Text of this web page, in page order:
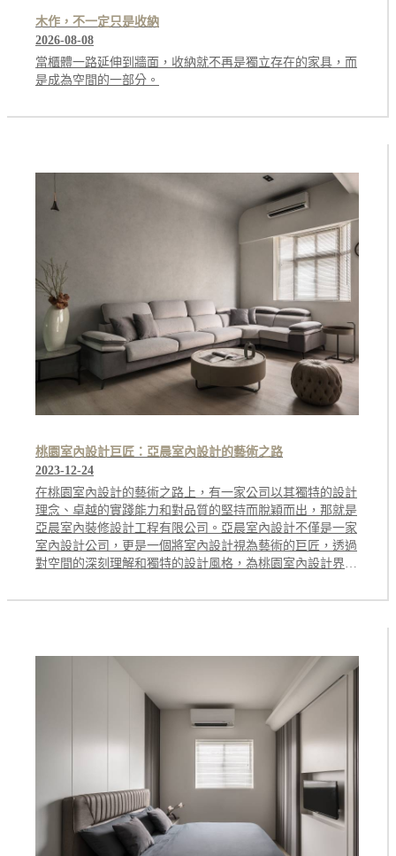
木作，不一定只是收納
2026-08-08
當櫃體一路延伸到牆面，收納就不再是獨立存在的家具，而
是成為空間的一部分。
桃園室內設計巨匠：亞晨室內設計的藝術之路
2023-12-24
在桃園室內設計的藝術之路上，有一家公司以其獨特的設計
理念、卓越的實踐能力和對品質的堅持而脫穎而出，那就是
亞晨室內裝修設計工程有限公司。亞晨室內設計不僅是一家
室內設計公司，更是一個將室內設計視為藝術的巨匠，透過
對空間的深刻理解和獨特的設計風格，為桃園室內設計界注